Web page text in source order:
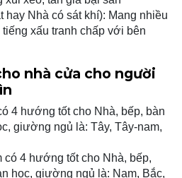
hay Nhà có sát khí): Mang nhiều
xấu tranh chấp với bên
nhà cửa cho người
4 hướng tốt cho Nhà, bếp, bàn
giường ngủ là: Tây, Tây-nam,
có 4 hướng tốt cho Nhà, bếp,
học, giường ngủ là: Nam, Bắc,